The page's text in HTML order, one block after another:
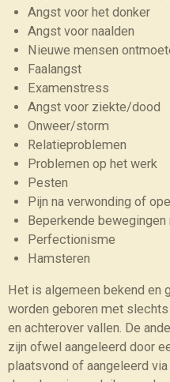
Angst voor het donker
Angst voor naalden
Nieuwe mensen
Faalangst
Examenstress
Angst voor ziekte/dood
Onweer/storm
Relatieproblemen
Problemen op het werk
Pesten
Pijn na verwonding of
Beperkende
Perfectionisme
Hamsteren
Het is algemeen bekend en
worden geboren met
en achterover vallen. De
zijn ofwel aangeleerd door
plaatsvond of aangeleerd